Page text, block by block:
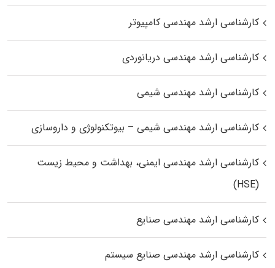
کارشناسی ارشد مهندسی کامپیوتر
کارشناسی ارشد مهندسی دریانوردی
کارشناسی ارشد مهندسی شیمی
کارشناسی ارشد مهندسی شیمی – بیوتکنولوژی و داروسازی
کارشناسی ارشد مهندسی ایمنی، بهداشت و محیط زیست
(HSE)
کارشناسی ارشد مهندسی صنایع
کارشناسی ارشد مهندسی صنایع سیستم